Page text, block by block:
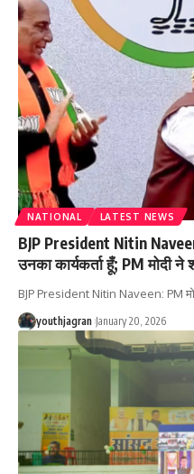
NATIONAL LATEST NEWS
BJP President Nitin
उनका कार्यकर्ता हूँ; PM मोदी
BJP President Nitin Naveen: PM
youthjagran January 20, 2026